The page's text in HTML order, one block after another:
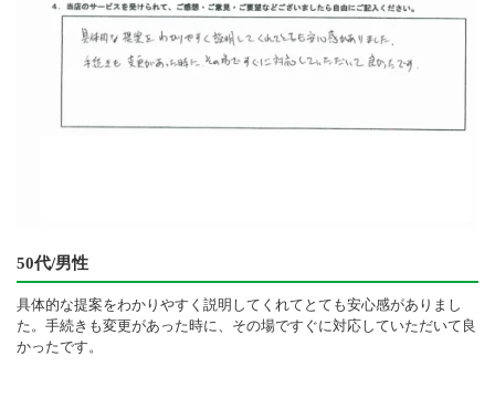
50代/男性
具体的な提案をわかりやすく説明してくれてとても安心感がありまし
た。手続きも変更があった時に、その場ですぐに対応していただいて良
かったです。